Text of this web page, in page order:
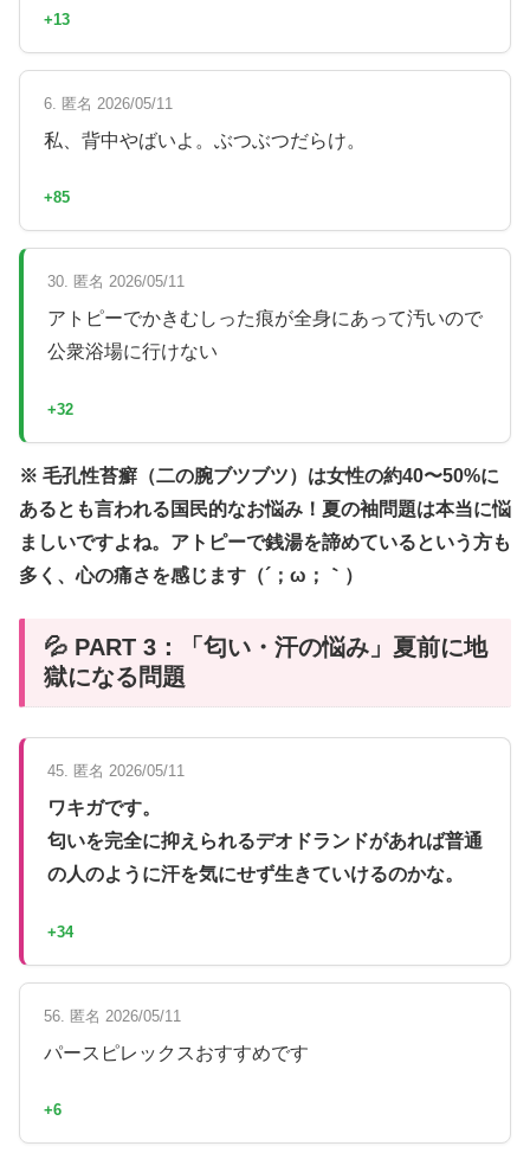
+13
6. 匿名 2026/05/11
私、背中やばいよ。ぶつぶつだらけ。
+85
30. 匿名 2026/05/11
アトピーでかきむしった痕が全身にあって汚いので
公衆浴場に行けない
+32
※ 毛孔性苔癬（二の腕ブツブツ）は女性の約40〜50%に
あるとも言われる国民的なお悩み！夏の袖問題は本当に悩
ましいですよね。アトピーで銭湯を諦めているという方も
多く、心の痛さを感じます（´；ω；｀）
💦 PART 3：「匂い・汗の悩み」夏前に地
獄になる問題
45. 匿名 2026/05/11
ワキガです。
匂いを完全に抑えられるデオドランドがあれば普通
の人のように汗を気にせず生きていけるのかな。
+34
56. 匿名 2026/05/11
パースピレックスおすすめです
+6